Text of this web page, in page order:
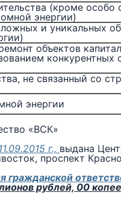
(кроме особо
энергии)
и уникальных
объектов
конкурентных
не связанный со
энергии
«ВСК»
г., выдана
проспект
гражданской
рублей, 00